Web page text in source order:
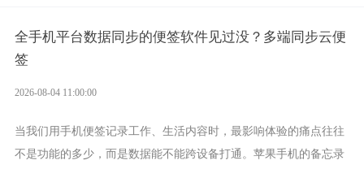
全手机平台数据同步的便签软件见过没？多端同步云便
签
2026-08-04 11:00:00
当我们用手机便签记录工作、生活内容时，最影响体验的痛点往往
不是功能的多少，而是数据能不能跨设备打通。苹果手机的备忘录